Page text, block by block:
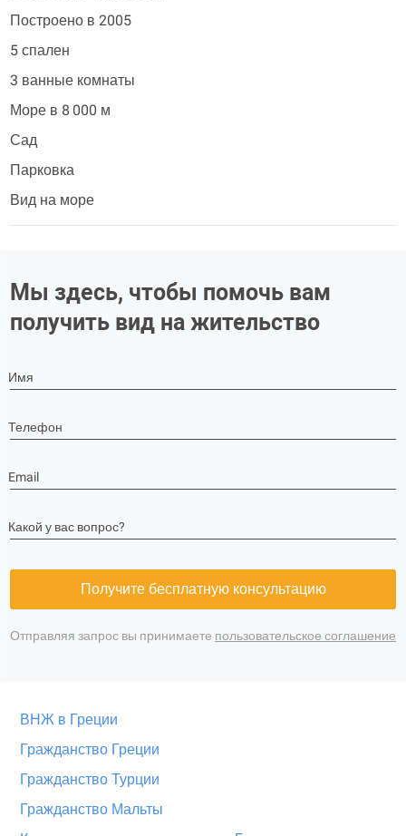
Построено в 2005
5 спален
3 ванные комнаты
Море в 8 000 м
Сад
Парковка
Вид на море
Мы здесь, чтобы помочь вам
получить вид на жительство
Имя
Телефон
Email
Какой у вас вопрос?
Получите бесплатную консультацию
Отправляя запрос вы принимаете пользовательское соглашение
ВНЖ в Греции
Гражданство Греции
Гражданство Турции
Гражданство Мальты